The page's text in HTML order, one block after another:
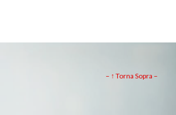
– ↑ Torna Sopra –